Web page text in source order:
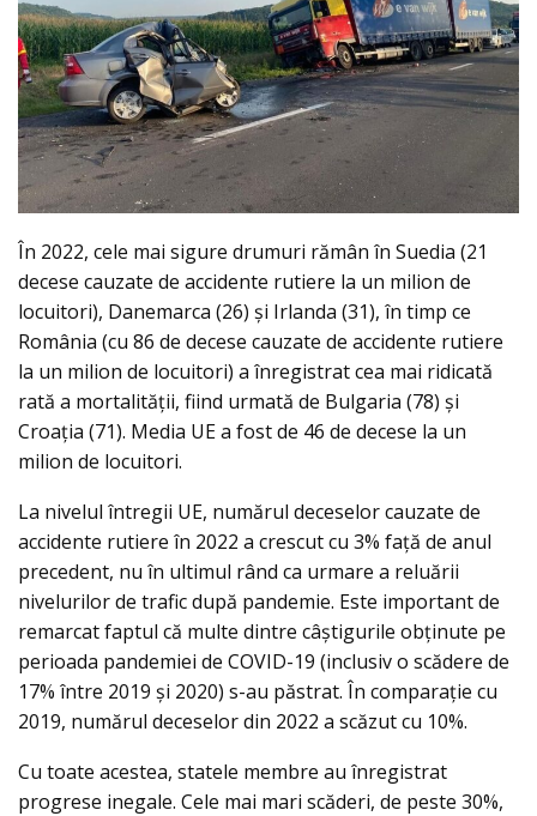
În 2022, cele mai sigure drumuri rămân în Suedia (21
decese cauzate de accidente rutiere la un milion de
locuitori), Danemarca (26) şi Irlanda (31), în timp ce
România (cu 86 de decese cauzate de accidente rutiere
la un milion de locuitori) a înregistrat cea mai ridicată
rată a mortalităţii, fiind urmată de Bulgaria (78) şi
Croaţia (71). Media UE a fost de 46 de decese la un
milion de locuitori.
La nivelul întregii UE, numărul deceselor cauzate de
accidente rutiere în 2022 a crescut cu 3% faţă de anul
precedent, nu în ultimul rând ca urmare a reluării
nivelurilor de trafic după pandemie. Este important de
remarcat faptul că multe dintre câştigurile obţinute pe
perioada pandemiei de COVID-19 (inclusiv o scădere de
17% între 2019 şi 2020) s-au păstrat. În comparaţie cu
2019, numărul deceselor din 2022 a scăzut cu 10%.
Cu toate acestea, statele membre au înregistrat
progrese inegale. Cele mai mari scăderi, de peste 30%,